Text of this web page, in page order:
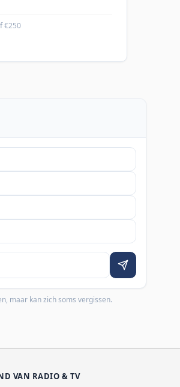
€250
maar kan zich soms vergissen.
VAN RADIO & TV